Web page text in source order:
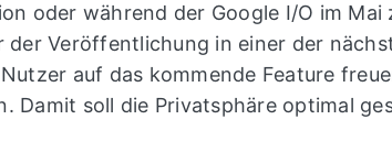
oder während der Google I/O im
der Veröffentlichung in einer der
auf das kommende Feature
Damit soll die Privatsphäre optimal